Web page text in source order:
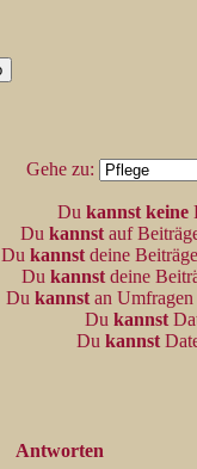
Gehe zu:
Du kannst keine
Du kannst auf
Du kannst deine
Du kannst deine
Du kannst an
Du kannst
Du kannst
Antworten